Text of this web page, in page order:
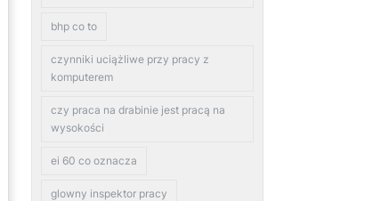
bhp co to
czynniki uciążliwe przy pracy z
komputerem
czy praca na drabinie jest pracą na
wysokości
ei 60 co oznacza
glowny inspektor pracy